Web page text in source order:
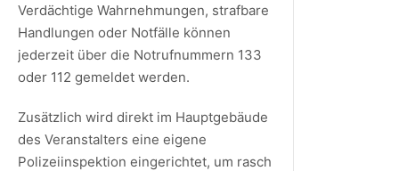
Verdächtige Wahrnehmungen, strafbare
Handlungen oder Notfälle können
jederzeit über die Notrufnummern 133
oder 112 gemeldet werden.
Zusätzlich wird direkt im Hauptgebäude
des Veranstalters eine eigene
Polizeiinspektion eingerichtet, um rasch